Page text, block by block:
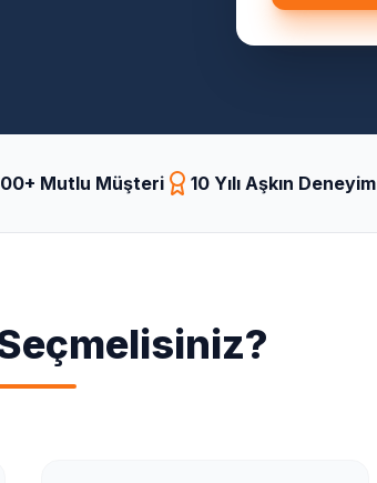
Mutlu Müşteri 10 Yılı Aşkın Deneyim